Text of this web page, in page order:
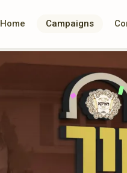
Home Campaigns